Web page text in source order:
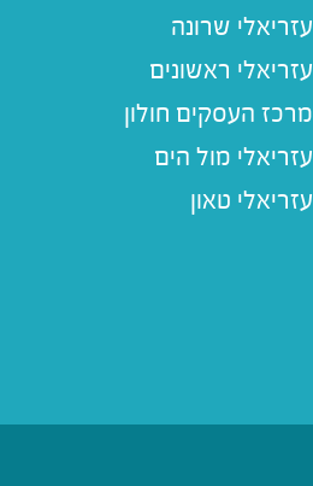
עזריאלי שרונה
עזריאלי ראשונים
מרכז העסקים חולון
עזריאלי מול הים
עזריאלי טאון